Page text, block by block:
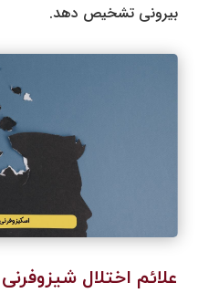
بیرونی تشخیص دهد.
علائم اختلال شیزوفرنی